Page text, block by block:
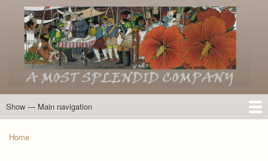
Skip
to
main
content
Main
Show — Main navigation
Home
Introduction
Members of the Expedition
Directory of Members
Other Key Players
Other Name Matches
Glossary
Bibliography
Maps
Photographs
About
Home